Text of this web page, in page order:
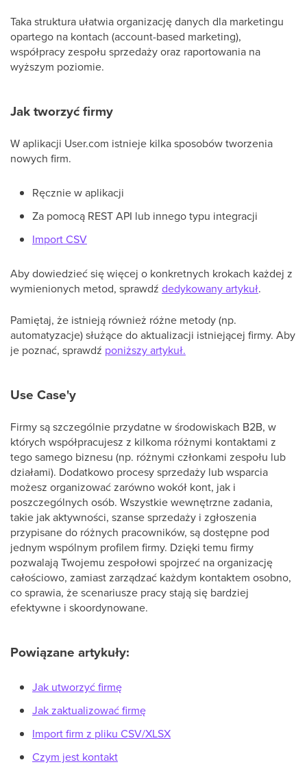
Taka struktura ułatwia organizację danych dla marketingu
opartego na kontach (account-based marketing),
współpracy zespołu sprzedaży oraz raportowania na
wyższym poziomie.
Jak tworzyć firmy
W aplikacji User.com istnieje kilka sposobów tworzenia
nowych firm.
Ręcznie w aplikacji
Za pomocą REST API lub innego typu integracji
Import CSV
Aby dowiedzieć się więcej o konkretnych krokach każdej z
wymienionych metod, sprawdź dedykowany artykuł.
Pamiętaj, że istnieją również różne metody (np.
automatyzacje) służące do aktualizacji istniejącej firmy. Aby
je poznać, sprawdź poniższy artykuł.
Use Case'y
Firmy są szczególnie przydatne w środowiskach B2B, w
których współpracujesz z kilkoma różnymi kontaktami z
tego samego biznesu (np. różnymi członkami zespołu lub
działami). Dodatkowo procesy sprzedaży lub wsparcia
możesz organizować zarówno wokół kont, jak i
poszczególnych osób. Wszystkie wewnętrzne zadania,
takie jak aktywności, szanse sprzedaży i zgłoszenia
przypisane do różnych pracowników, są dostępne pod
jednym wspólnym profilem firmy. Dzięki temu firmy
pozwalają Twojemu zespołowi spojrzeć na organizację
całościowo, zamiast zarządzać każdym kontaktem osobno,
co sprawia, że scenariusze pracy stają się bardziej
efektywne i skoordynowane.
Powiązane artykuły:
Jak utworzyć firmę
Jak zaktualizować firmę
Import firm z pliku CSV/XLSX
Czym jest kontakt